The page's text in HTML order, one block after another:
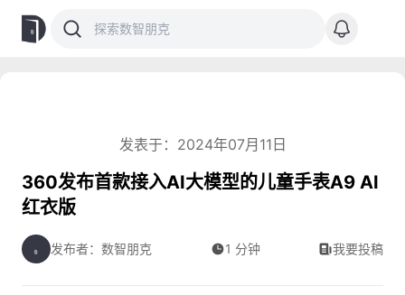
发表于：2024年07月11日
360发布首款接入AI大模型的儿童手表A9 AI
红衣版
发布者：数智朋克 1 分钟 我要投稿